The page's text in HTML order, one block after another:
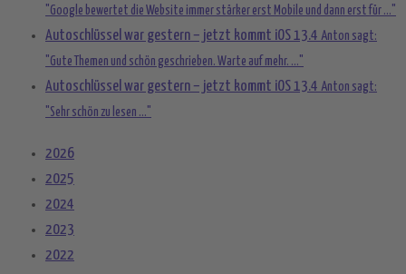
"Google bewertet die Website immer stärker erst Mobile und dann erst für ..."
Autoschlüssel war gestern – jetzt kommt iOS 13.4 Anton sagt:
"Gute Themen und schön geschrieben. Warte auf mehr. ..."
Autoschlüssel war gestern – jetzt kommt iOS 13.4 Anton sagt:
"Sehr schön zu lesen ..."
2026
2025
2024
2023
2022